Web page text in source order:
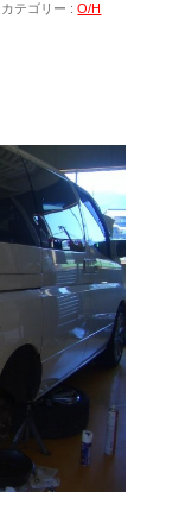
カテゴリー :O/H